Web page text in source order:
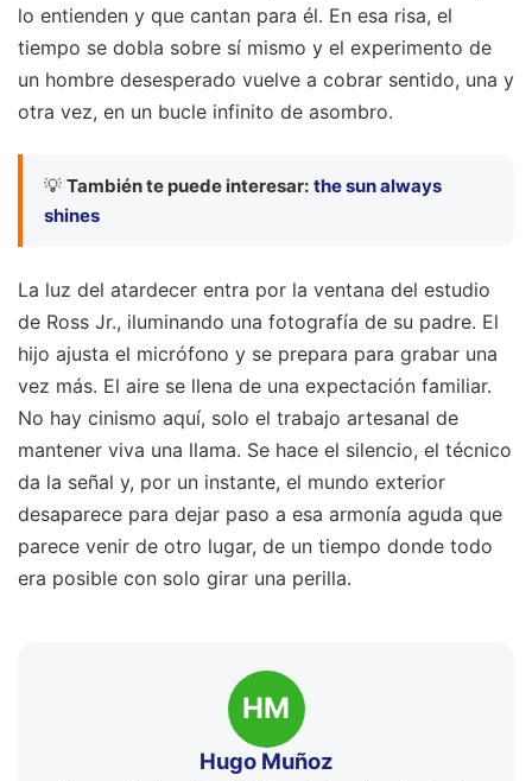
lo entienden y que cantan para él. En esa risa, el
tiempo se dobla sobre sí mismo y el experimento de
un hombre desesperado vuelve a cobrar sentido, una y
otra vez, en un bucle infinito de asombro.
💡 También te puede interesar: the sun always
shines
La luz del atardecer entra por la ventana del estudio
de Ross Jr., iluminando una fotografía de su padre. El
hijo ajusta el micrófono y se prepara para grabar una
vez más. El aire se llena de una expectación familiar.
No hay cinismo aquí, solo el trabajo artesanal de
mantener viva una llama. Se hace el silencio, el técnico
da la señal y, por un instante, el mundo exterior
desaparece para dejar paso a esa armonía aguda que
parece venir de otro lugar, de un tiempo donde todo
era posible con solo girar una perilla.
HM
Hugo Muñoz